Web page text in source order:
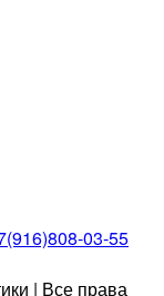
03-55
| Все права